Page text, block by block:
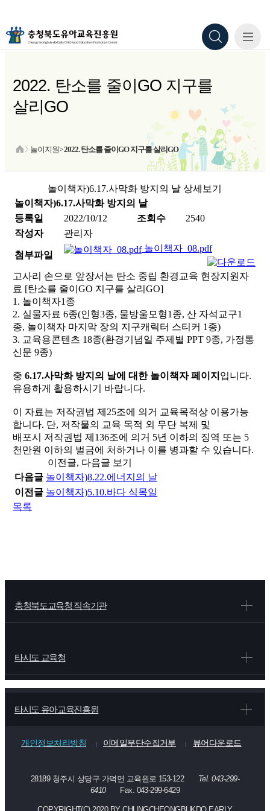
2022. 탄소를 줄이GO 지구를
살리GO
놀이지원>2022. 탄소를 줄이GO 지구를 살리GO
놀이책자)6.17.사막화 방지의 날 상세보기
놀이책자)6.17.사막화 방지의 날
등록일
2022/10/12 조회수
2540
작성자
관리자
첨부파일
놀이책자_08.pdf
고사리 손으로 앞장서는 탄소 중립 환경교육 현장지원자
료 [탄소를 줄이GO 지구를 살리GO]
1. 놀이책자1종
2. 실물자료 6종(인형3종, 물방울모형1종, 산 자석교구1
종, 놀이책자 마지막 장의 지구캐릭터 스티커 1종)
3. 교육용콘텐츠 18종(환경기념일 주제별 PPT 9종, 가정통
신문 9종)
중 6.17.사막화 방지의 날에 대한 놀이책자 페이지 입니다.
유용하게 활용하시기 바랍니다.
이 자료는 저작권법 제25조에 의거 교육목적상 이용가능
합니다. 단, 저작물의 교육 목적 외 무단 복제 및
배포시 저작권법 제136조에 의거 5년 이하의 징역 또는 5
천만원 이하의 벌금에 처하거나 이를 병과할 수 있습니다.
이전글, 다음글 보기
다음글 놀이책자)8.22.에너지의 날
이전글 놀이책자)5.10.바다 식목일
목록
충청북도교육청 직속기관
타시도 교육청
타시도 유아교육진흥원
개인정보처리방침 이메일무단수집거부 뷰어다운로드
28189 청주시 상당구 가덕면 교육원로 153-122
Tel. 043-299-
6410
Fax. 043-299-6429